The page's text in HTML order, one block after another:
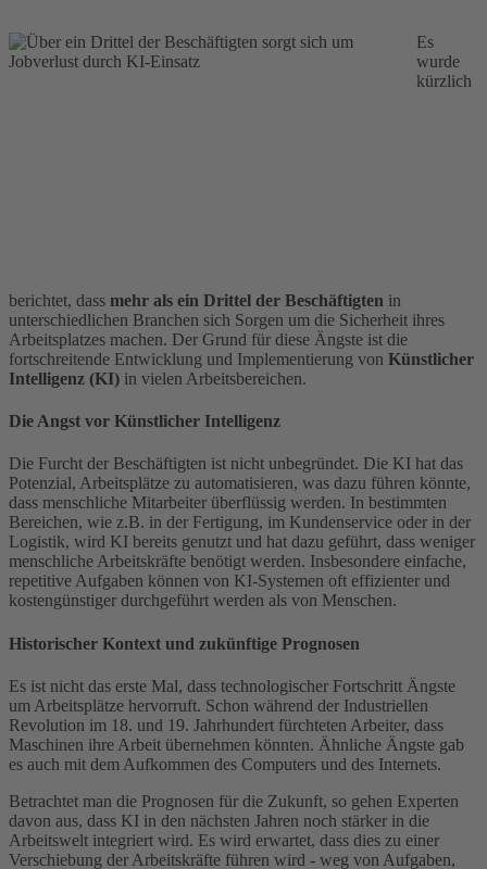
Es
wurde
kürzlich
berichtet, dass mehr als ein Drittel der Beschäftigten in
unterschiedlichen Branchen sich Sorgen um die Sicherheit ihres
Arbeitsplatzes machen. Der Grund für diese Ängste ist die
fortschreitende Entwicklung und Implementierung von Künstlicher
Intelligenz (KI) in vielen Arbeitsbereichen.
Die Angst vor Künstlicher Intelligenz
Die Furcht der Beschäftigten ist nicht unbegründet. Die KI hat das
Potenzial, Arbeitsplätze zu automatisieren, was dazu führen könnte,
dass menschliche Mitarbeiter überflüssig werden. In bestimmten
Bereichen, wie z.B. in der Fertigung, im Kundenservice oder in der
Logistik, wird KI bereits genutzt und hat dazu geführt, dass weniger
menschliche Arbeitskräfte benötigt werden. Insbesondere einfache,
repetitive Aufgaben können von KI-Systemen oft effizienter und
kostengünstiger durchgeführt werden als von Menschen.
Historischer Kontext und zukünftige Prognosen
Es ist nicht das erste Mal, dass technologischer Fortschritt Ängste
um Arbeitsplätze hervorruft. Schon während der Industriellen
Revolution im 18. und 19. Jahrhundert fürchteten Arbeiter, dass
Maschinen ihre Arbeit übernehmen könnten. Ähnliche Ängste gab
es auch mit dem Aufkommen des Computers und des Internets.
Betrachtet man die Prognosen für die Zukunft, so gehen Experten
davon aus, dass KI in den nächsten Jahren noch stärker in die
Arbeitswelt integriert wird. Es wird erwartet, dass dies zu einer
Verschiebung der Arbeitskräfte führen wird - weg von Aufgaben,